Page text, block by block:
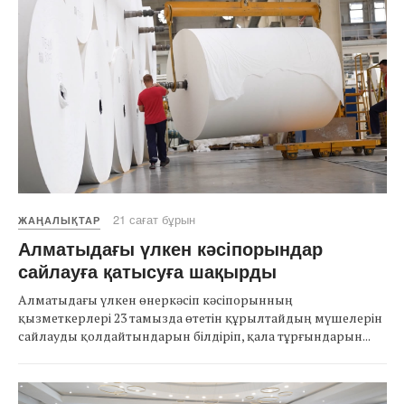
ЖАҢАЛЫҚТАР 21 сағат бұрын
Алматыдағы үлкен кәсіпорындар
сайлауға қатысуға шақырды
Алматыдағы үлкен өнеркәсіп кәсіпорынның
қызметкерлері 23 тамызда өтетін құрылтайдың мүшелерін
сайлауды қолдайтындарын білдіріп, қала тұрғындарын...